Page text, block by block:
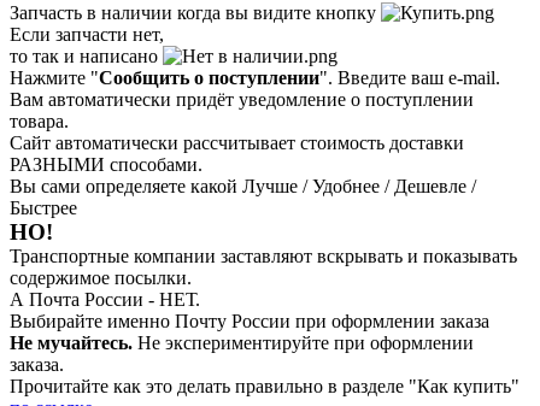
Запчасть в наличии когда вы видите кнопку
Если запчасти нет,
то так и написано
Нажмите "Сообщить о поступлении". Введите ваш e-mail.
Вам автоматически придёт уведомление о поступлении
товара.
Сайт автоматически рассчитывает стоимость доставки
РАЗНЫМИ способами.
Вы сами определяете какой Лучше / Удобнее / Дешевле /
Быстрее
НО!
Транспортные компании заставляют вскрывать и показывать
содержимое посылки.
А Почта России - НЕТ.
Выбирайте именно Почту России при оформлении заказа
Не мучайтесь. Не экспериментируйте при оформлении
заказа.
Прочитайте как это делать правильно в разделе "Как купить"